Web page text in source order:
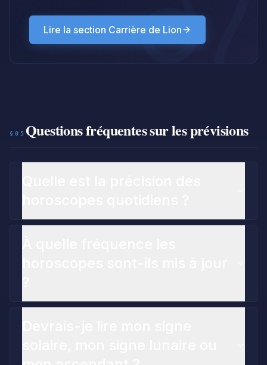
Lire la section Carrière de Lion
§05 Questions fréquentes sur les prévisions